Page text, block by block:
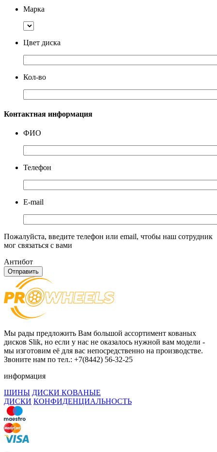
Марка
Цвет диска
Кол-во
Контактная информация
ФИО
Телефон
E-mail
Пожалуйста, введите телефон или email, чтобы наш сотрудник
мог связаться с вами
Антибот
Отправить
Мы рады предложить Вам большой ассортимент кованых
дисков Slik, но если у нас не оказалось нужной вам модели -
мы изготовим её для вас непосредственно на производстве.
Звоните нам по тел.: +7(8442) 56-32-25
информация
ШИНЫ ДИСКИ КОВАНЫЕ
ДИСКИ КОНФИДЕНЦИАЛЬНОСТЬ